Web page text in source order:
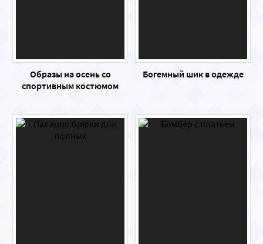
Образы на осень со
спортивным костюмом
Богемный шик в одежде